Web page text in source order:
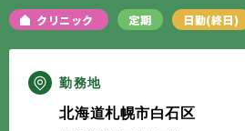
エージェントサービスTOP
クリニック 定期 日勤(終日)
勤務地
北海道札幌市白石区